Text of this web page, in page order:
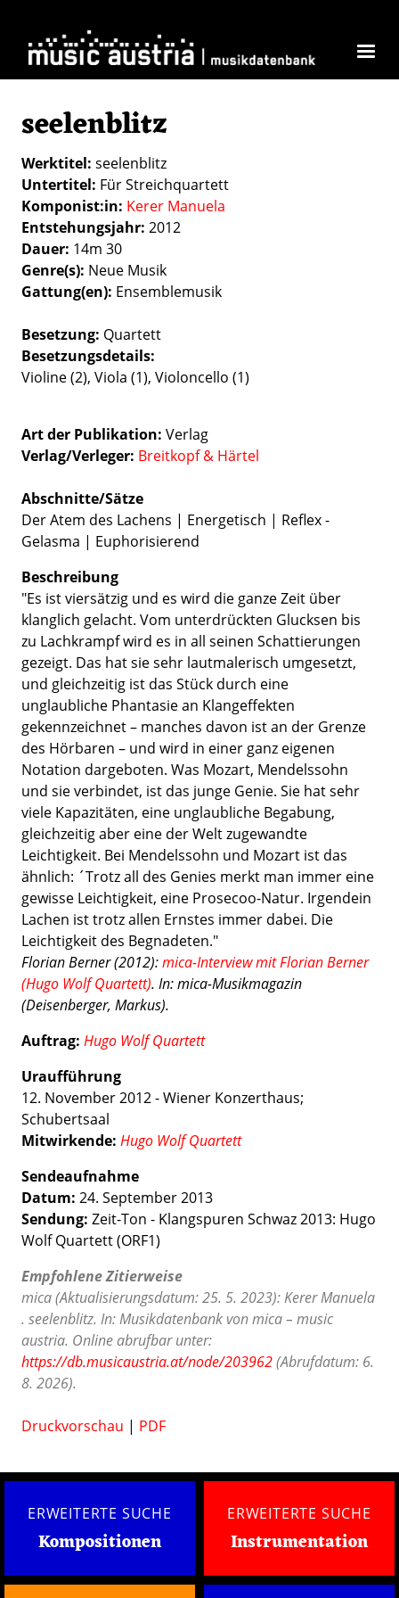
seelenblitz
Werktitel seelenblitz
Untertitel Für Streichquartett
Komponist:in Kerer Manuela
Entstehungsjahr 2012
Dauer 14m 30
Genre(s) Neue Musik
Gattung(en) Ensemblemusik
Besetzung Quartett
Besetzungsdetails
Violine (2), Viola (1), Violoncello (1)
Art der Publikation Verlag
Verlag/Verleger Breitkopf & Härtel
Abschnitte/Sätze
Der Atem des Lachens | Energetisch | Reflex -
Gelasma | Euphorisierend
Beschreibung
"Es ist viersätzig und es wird die ganze Zeit über
klanglich gelacht. Vom unterdrückten Glucksen bis
zu Lachkrampf wird es in all seinen Schattierungen
gezeigt. Das hat sie sehr lautmalerisch umgesetzt,
und gleichzeitig ist das Stück durch eine
unglaubliche Phantasie an Klangeffekten
gekennzeichnet – manches davon ist an der Grenze
des Hörbaren – und wird in einer ganz eigenen
Notation dargeboten. Was Mozart, Mendelssohn
und sie verbindet, ist das junge Genie. Sie hat sehr
viele Kapazitäten, eine unglaubliche Begabung,
gleichzeitig aber eine der Welt zugewandte
Leichtigkeit. Bei Mendelssohn und Mozart ist das
ähnlich: ´Trotz all des Genies merkt man immer eine
gewisse Leichtigkeit, eine Prosecoo-Natur. Irgendein
Lachen ist trotz allen Ernstes immer dabei. Die
Leichtigkeit des Begnadeten."
Florian Berner (2012):mica-Interview mit Florian Berner
(Hugo Wolf Quartett). In: mica-Musikmagazin
(Deisenberger, Markus).
Auftrag: Hugo Wolf Quartett
Uraufführung
12. November 2012 - Wiener Konzerthaus;
Schubertsaal
Mitwirkende: Hugo Wolf Quartett
Sendeaufnahme
Datum: 24. September 2013
Sendung: Zeit-Ton - Klangspuren Schwaz 2013: Hugo
Wolf Quartett (ORF1)
Empfohlene Zitierweise
mica (Aktualisierungsdatum: 25. 5. 2023): Kerer Manuela
. seelenblitz. In: Musikdatenbank von mica – music
austria. Online abrufbar unter:
https://db.musicaustria.at/node/203962(Abrufdatum: 6.
8. 2026).
Druckvorschau | PDF
ERWEITERTE SUCHE
Kompositionen
ERWEITERTE SUCHE
Instrumentation